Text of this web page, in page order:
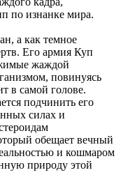
по изнанке мира.
а как темное
Его армия Куп
жаждой
повинуясь
в самой голове.
подчинить его
силах и
обещает вечный
и кошмаром
природу этой